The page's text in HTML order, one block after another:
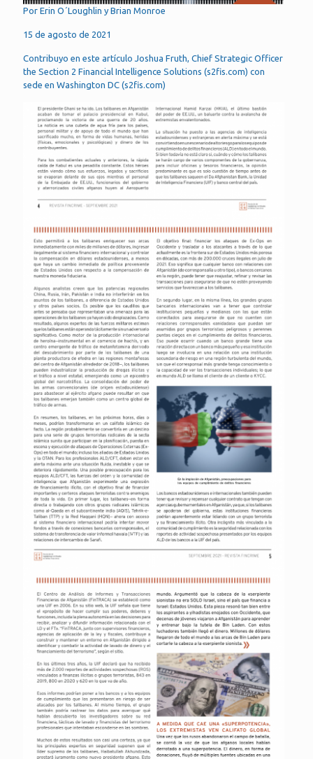
Por Erin O´Loughlin y Brian Monroe
15 de agosto de 2021
Contribuyo en este artículo Joshua Fruth, Chief Strategic Officer
the Section 2 Financial Intelligence Solutions (s2fis.com) con
sede en Washington DC (s2fis.com)